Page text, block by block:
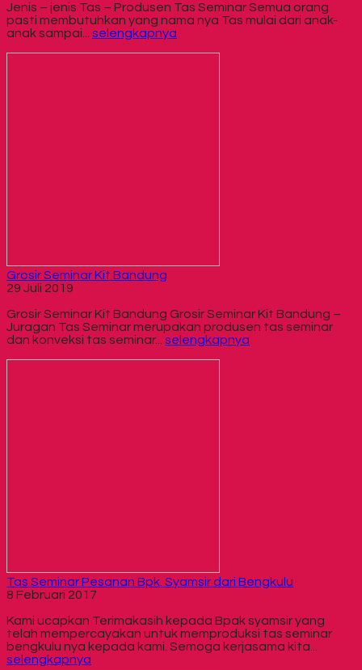
Jenis – jenis Tas – Produsen Tas Seminar Semua orang
pasti membutuhkan yang nama nya Tas mulai dari anak-
anak sampai... selengkapnya
Grosir Seminar Kit Bandung
29 Juli 2019
Grosir Seminar Kit Bandung Grosir Seminar Kit Bandung –
Juragan Tas Seminar merupakan produsen tas seminar
dan konveksi tas seminar... selengkapnya
Tas Seminar Pesanan Bpk. Syamsir dari Bengkulu
8 Februari 2017
Kami ucapkan Terimakasih kepada Bpak syamsir yang
telah mempercayakan untuk memproduksi tas seminar
bengkulu nya kepada kami. Semoga kerjasama kita...
selengkapnya